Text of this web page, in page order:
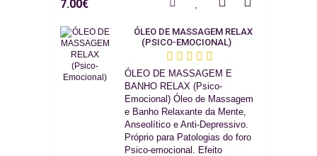
7.00€
ÓLEO DE MASSAGEM RELAX
(PSICO-EMOCIONAL)
ÓLEO DE MASSAGEM E
BANHO RELAX (Psico-
Emocional) Óleo de Massagem
e Banho Relaxante da Mente,
Anseolítico e Anti-Depressivo.
Próprio para Patologias do foro
Psico-emocional. Efeito